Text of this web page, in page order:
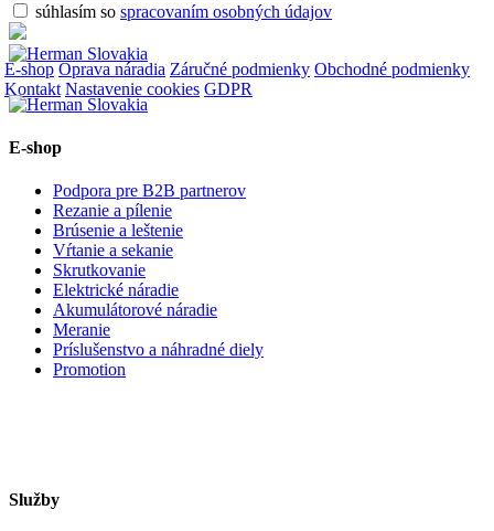
súhlasím so spracovaním osobných údajov
E-shop Oprava náradia Záručné podmienky Obchodné podmienky
Kontakt Nastavenie cookies GDPR
E-shop
Podpora pre B2B partnerov
Rezanie a pílenie
Brúsenie a leštenie
Vŕtanie a sekanie
Skrutkovanie
Elektrické náradie
Akumulátorové náradie
Meranie
Príslušenstvo a náhradné diely
Promotion
Služby